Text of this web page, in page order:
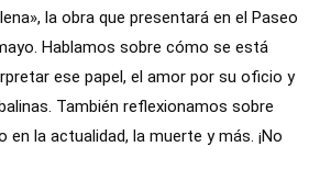
la obra que presentará en el Paseo
Hablamos sobre cómo se está
ese papel, el amor por su oficio y
También reflexionamos sobre
la actualidad, la muerte y más. ¡No